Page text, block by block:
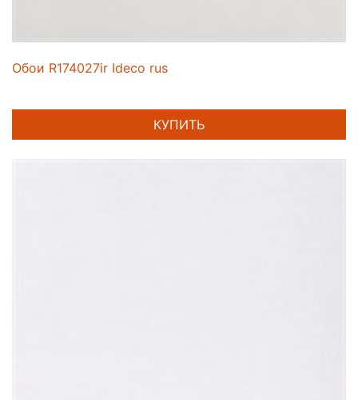
Обои R174027ir Ideco rus
КУПИТЬ